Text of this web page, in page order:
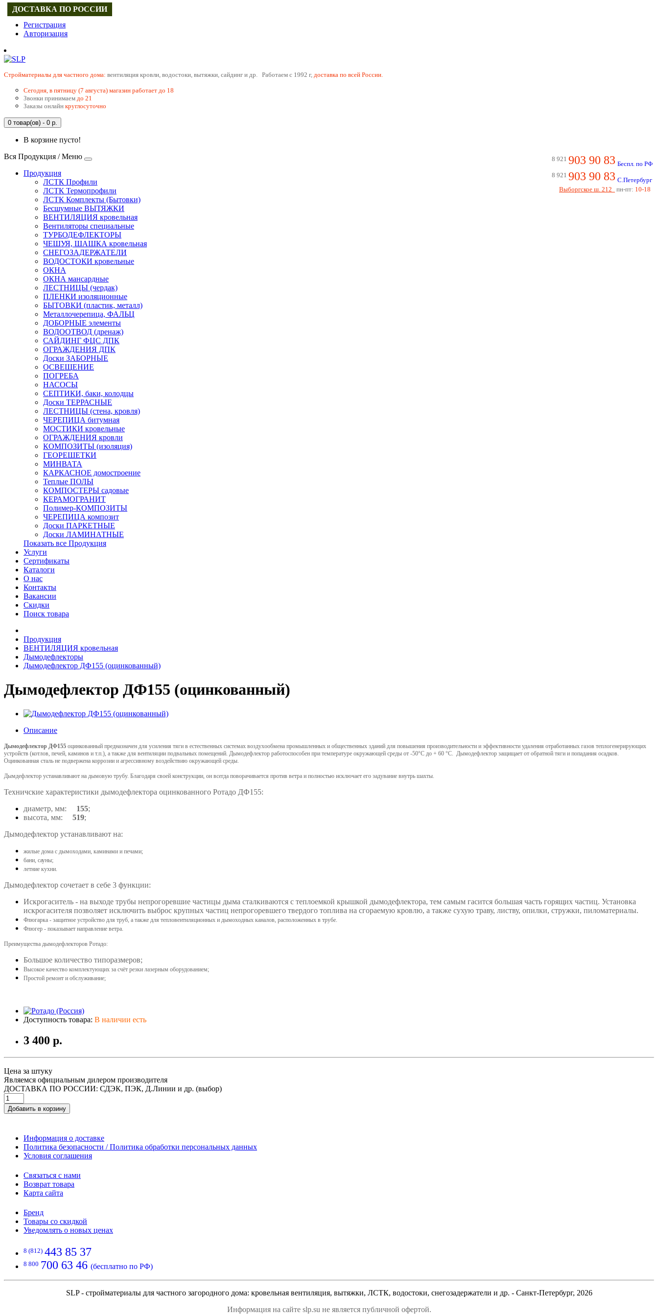
Регистрация
Авторизация
Cтройматериалы для частного дома: вентиляция кровли, водостоки, вытяжки, сайдинг и др. Работаем с 1992 г, доставка по всей России.
Сегодня, в пятницу (7 августа) магазин работает до 18
Звонки принимаем до 21
Заказы онлайн круглосуточно
0 товар(ов) - 0 р.
В корзине пусто!
8 921 903 90 83 Беспл. по РФ
8 921 903 90 83 С.Петербург
Выборгское ш. 212
пн-пт: 10-18
Вся Продукция / Меню
Продукция
ЛСТК Профили
ЛСТК Термопрофили
ЛСТК Комплекты (Бытовки)
Бесшумные ВЫТЯЖКИ
ВЕНТИЛЯЦИЯ кровельная
Вентиляторы специальные
ТУРБОДЕФЛЕКТОРЫ
ЧЕШУЯ, ШАШКА кровельная
СНЕГОЗАДЕРЖАТЕЛИ
ВОДОСТОКИ кровельные
ОКНА
ОКНА мансардные
ЛЕСТНИЦЫ (чердак)
ПЛЕНКИ изоляционные
БЫТОВКИ (пластик, металл)
Металлочерепица, ФАЛЬЦ
ДОБОРНЫЕ элементы
ВОДООТВОД (дренаж)
САЙДИНГ ФЦС ДПК
ОГРАЖДЕНИЯ ДПК
Доски ЗАБОРНЫЕ
ОСВЕЩЕНИЕ
ПОГРЕБА
НАСОСЫ
СЕПТИКИ, баки, колодцы
Доски ТЕРРАСНЫЕ
ЛЕСТНИЦЫ (стена, кровля)
ЧЕРЕПИЦА битумная
МОСТИКИ кровельные
ОГРАЖДЕНИЯ кровли
КОМПОЗИТЫ (изоляция)
ГЕОРЕШЕТКИ
МИНВАТА
КАРКАСНОЕ домостроение
Теплые ПОЛЫ
КОМПОСТЕРЫ садовые
КЕРАМОГРАНИТ
Полимер-КОМПОЗИТЫ
ЧЕРЕПИЦА композит
Доски ПАРКЕТНЫЕ
Доски ЛАМИНАТНЫЕ
Показать все Продукция
Услуги
Сертификаты
Каталоги
О нас
Контакты
Вакансии
Скидки
Поиск товара
Продукция
ВЕНТИЛЯЦИЯ кровельная
Дымодефлекторы
Дымодефлектор ДФ155 (оцинкованный)
Дымодефлектор ДФ155 (оцинкованный)
ДОСТАВКА ПО РОССИИ
Описание
Дымодефлектор ДФ155 оцинкованный предназначен для усиления тяги в естественных системах воздухообмена промышленных и общественных зданий для повышения производительности и эффективности удаления отработанных газов теплогенерирующих
устройств (котлов, печей, каминов и т.п.), а также для вентиляции подвальных помещений. Дымодефлектор работоспособен при температуре окружающей среды от -50°С до + 60 °С. Дымодефлектор защищает от обратной тяги и попадания осадков.
Оцинкованная сталь не подвержена коррозии и агрессивному воздействию окружающей среды.
Дымдефлектор устанавливают на дымовую трубу. Благодаря своей конструкции, он всегда поворачивается против ветра и полностью исключает его задувание внутрь шахты.
Техничские характеристики дымодефлектора оцинкованного Ротадо ДФ155:
диаметр, мм: 155;
высота, мм: 519;
Дымодефлектор устанавливают на:
жилые дома с дымоходами, каминами и печами;
бани, сауны;
летние кухни.
Дымодефлектор сочетает в себе 3 функции:
Искрогаситель - на выходе трубы непрогоревшие частицы дыма сталкиваются с теплоемкой крышкой дымодефлектора, тем самым гасится большая часть горящих частиц. Установка
искрогасителя позволяет исключить выброс крупных частиц непрогоревшего твердого топлива на сгораемую кровлю, а также сухую траву, листву, опилки, стружки, пиломатериалы.
Флюгарка - защитное устройство для труб, а также для тепловентиляционных и дымоходных каналов, расположенных в трубе.
Флюгер - показывает направление ветра.
Преимущества дымодефлекторов Ротадо:
Большое количество типоразмеров;
Высокое качество комплектующих за счёт резки лазерным оборудованием;
Простой ремонт и обслуживание;
Доступность товара: В наличии есть
3 400 р.
Цена за штуку
Являемся официальным дилером производителя
ДОСТАВКА ПО РОССИИ: СДЭК, ПЭК, Д.Линии и др. (выбор)
Добавить в корзину
Информация о доставке
Политика безопасности / Политика обработки персональных данных
Условия соглашения
Связаться с нами
Возврат товара
Карта сайта
Бренд
Товары со скидкой
Уведомлять о новых ценах
8 (812) 443 85 37
8 800 700 63 46 (бесплатно по РФ)
SLP - стройматериалы для частного загородного дома: кровельная вентиляция, вытяжки, ЛСТК, водостоки, снегозадержатели и др. - Санкт-Петербург, 2026
Информация на сайте slp.su не является публичной офертой.